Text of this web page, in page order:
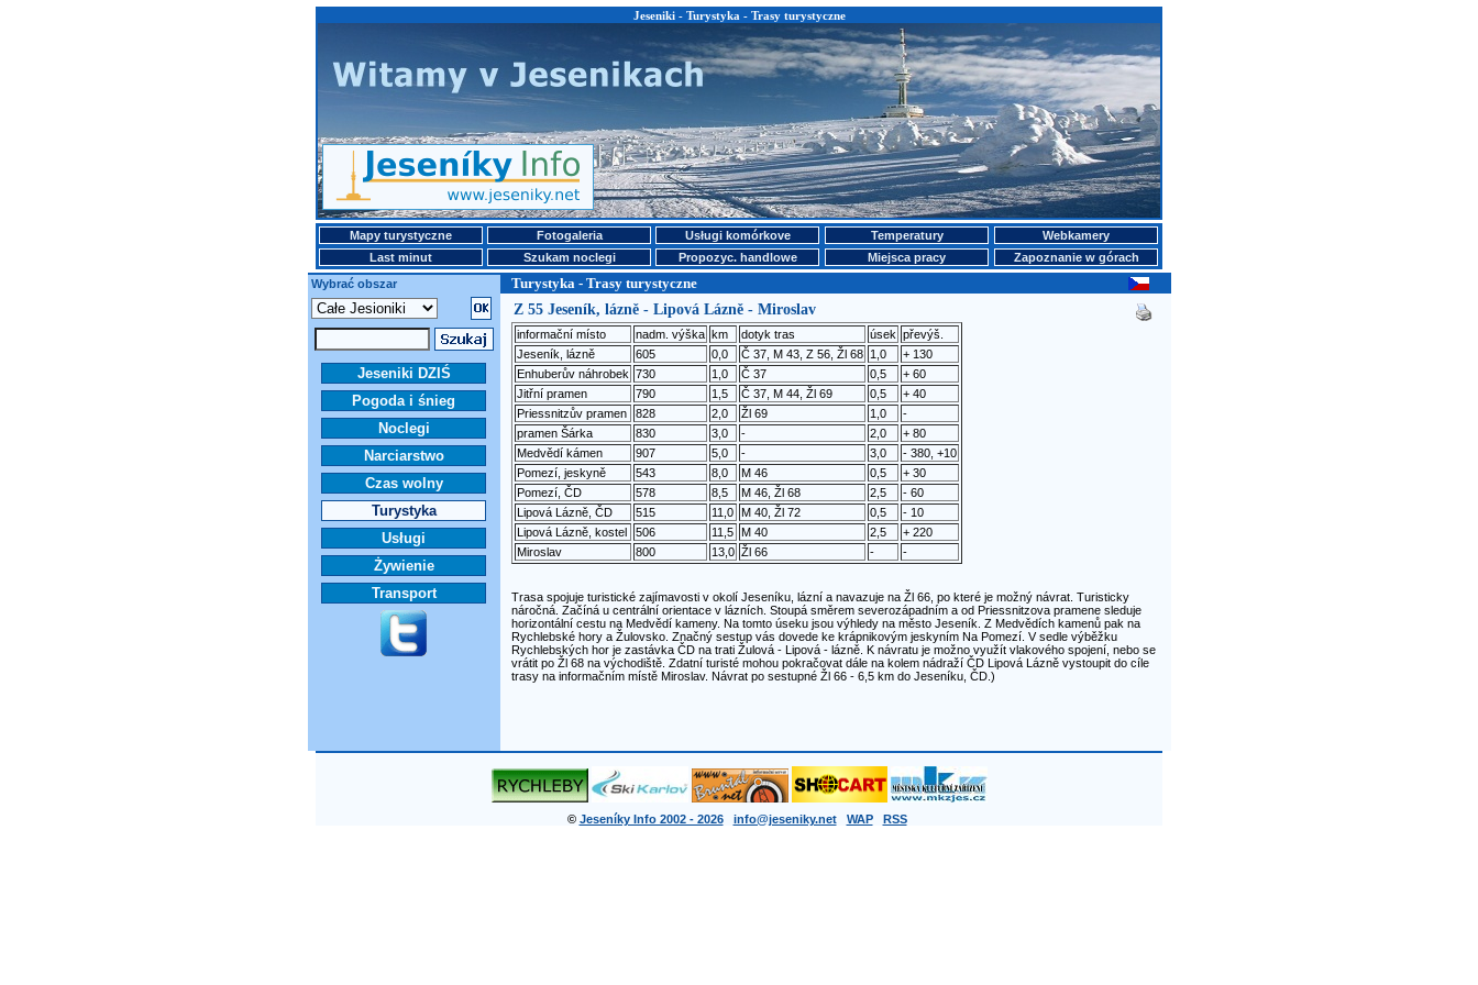
Jeseniki - Turystyka - Trasy turystyczne
Mapy turystyczne Fotogaleria Usługi komórkove Temperatury
Webkamery
Last minut
Szukam noclegi Propozyc. handlowe Miejsca pracy
Zapoznanie w górach
Wybrać obszar
Turystyka - Trasy turystyczne
Jeseniki DZIŚ
Pogoda i śnieg
Noclegi
Narciarstwo
Czas wolny
Turystyka
Usługi
Żywienie
Transport
Z 55 Jeseník, lázně - Lipová Lázně - Miroslav
informační místo nadm. výška km dotyk tras úsek převýš.
Jeseník, lázně
605 0,0 Č 37, M 43, Z 56, Žl 68 1,0
+ 130
Enhuberův náhrobek 730 1,0 Č 37 0,5
+ 60
Jitřní pramen
790 1,5 Č 37, M 44, Žl 69 0,5
+ 40
Priessnitzův pramen
828 2,0 Žl 69 1,0
-
pramen Šárka
830 3,0 - 2,0
+ 80
Medvědí kámen
907 5,0 - 3,0
- 380, +10
Pomezí, jeskyně
543 8,0 M 46 0,5
+ 30
Pomezí, ČD
578 8,5 M 46, Žl 68 2,5
- 60
Lipová Lázně, ČD
515 11,0 M 40, Žl 72 0,5
- 10
Lipová Lázně, kostel
506 11,5 M 40 2,5
+ 220
Miroslav
800 13,0 Žl 66 - -
Trasa spojuje turistické zajímavosti v okolí Jeseníku, lázní a navazuje na Žl 66, po které je možný návrat. Turisticky
náročná. Začíná u centrální orientace v lázních. Stoupá směrem severozápadním a od Priessnitzova pramene sleduje
horizontální cestu na Medvědí kameny. Na tomto úseku jsou výhledy na město Jeseník. Z Medvědích kamenů pak na
Rychlebské hory a Žulovsko. Značný sestup vás dovede ke krápnikovým jeskyním Na Pomezí. V sedle výběžku
Rychlebských hor je zastávka ČD na trati Žulová - Lipová - lázně. K návratu je možno využít vlakového spojení, nebo se
vrátit po Žl 68 na východiště. Zdatní turisté mohou pokračovat dále na kolem nádraží ČD Lipová Lázně vystoupit do cíle
trasy na informačním místě Miroslav. Návrat po sestupné Žl 66 - 6,5 km do Jeseníku, ČD.)
© Jeseníky Info 2002 - 2026 info@jeseniky.net WAP RSS